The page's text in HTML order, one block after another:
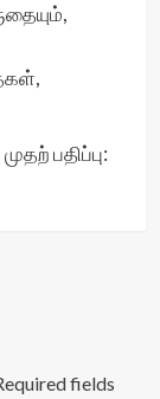
பதிப்பு:
fields